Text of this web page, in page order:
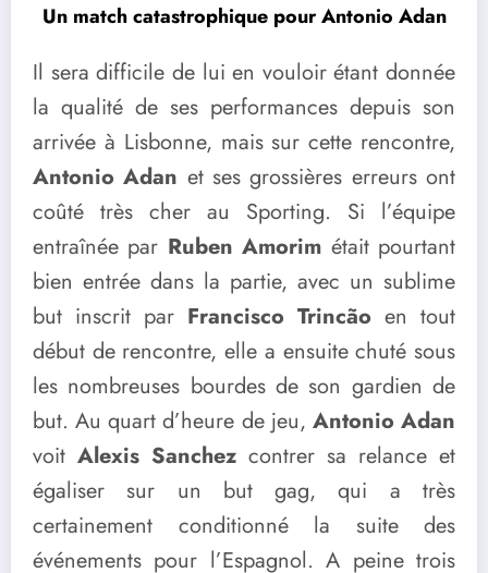
Un match catastrophique pour Antonio Adan
Il sera difficile de lui en vouloir étant donnée
la qualité de ses performances depuis son
arrivée à Lisbonne, mais sur cette rencontre,
Antonio Adan et ses grossières erreurs ont
coûté très cher au Sporting. Si l’équipe
entraînée par Ruben Amorim était pourtant
bien entrée dans la partie, avec un sublime
but inscrit par Francisco Trincão en tout
début de rencontre, elle a ensuite chuté sous
les nombreuses bourdes de son gardien de
but. Au quart d’heure de jeu, Antonio Adan
voit Alexis Sanchez contrer sa relance et
égaliser sur un but gag, qui a très
certainement conditionné la suite des
événements pour l’Espagnol. A peine trois